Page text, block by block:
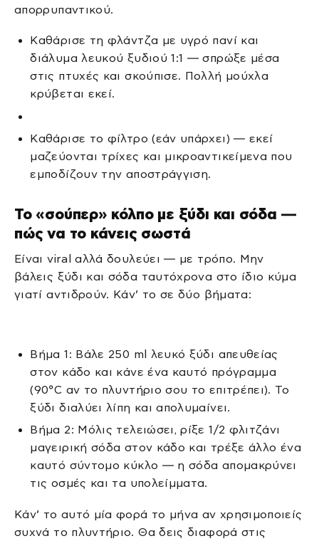
απορρυπαντικού.
Καθάρισε τη φλάντζα με υγρό πανί και
διάλυμα λευκού ξυδιού 1:1 — σπρώξε μέσα
στις πτυχές και σκούπισε. Πολλή μούχλα
κρύβεται εκεί.
Καθάρισε το φίλτρο (εάν υπάρχει) — εκεί
μαζεύονται τρίχες και μικροαντικείμενα που
εμποδίζουν την αποστράγγιση.
Το «σούπερ» κόλπο με ξύδι και σόδα —
πώς να το κάνεις σωστά
Είναι viral αλλά δουλεύει — με τρόπο. Μην
βάλεις ξύδι και σόδα ταυτόχρονα στο ίδιο κύμα
γιατί αντιδρούν. Κάν’ το σε δύο βήματα:
Βήμα 1: Βάλε 250 ml λευκό ξύδι απευθείας
στον κάδο και κάνε ένα καυτό πρόγραμμα
(90°C αν το πλυντήριο σου το επιτρέπει). Το
ξύδι διαλύει λίπη και απολυμαίνει.
Βήμα 2: Μόλις τελειώσει, ρίξε 1/2 φλιτζάνι
μαγειρική σόδα στον κάδο και τρέξε άλλο ένα
καυτό σύντομο κύκλο — η σόδα απομακρύνει
τις οσμές και τα υπολείμματα.
Κάν’ το αυτό μία φορά το μήνα αν χρησιμοποιείς
συχνά το πλυντήριο. Θα δεις διαφορά στις